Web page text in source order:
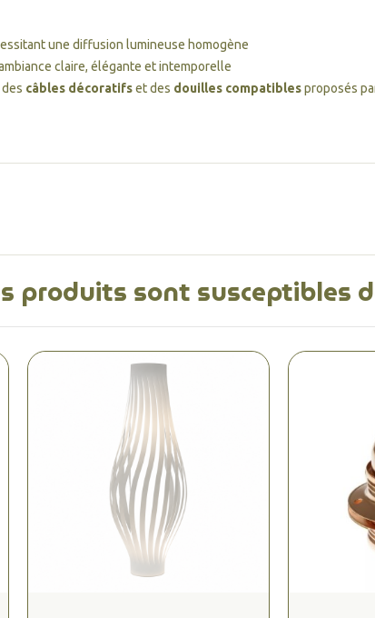
une diffusion lumineuse homogène
claire, élégante et intemporelle
des câbles décoratifset des douilles compatiblesproposés
produits sont susceptibles